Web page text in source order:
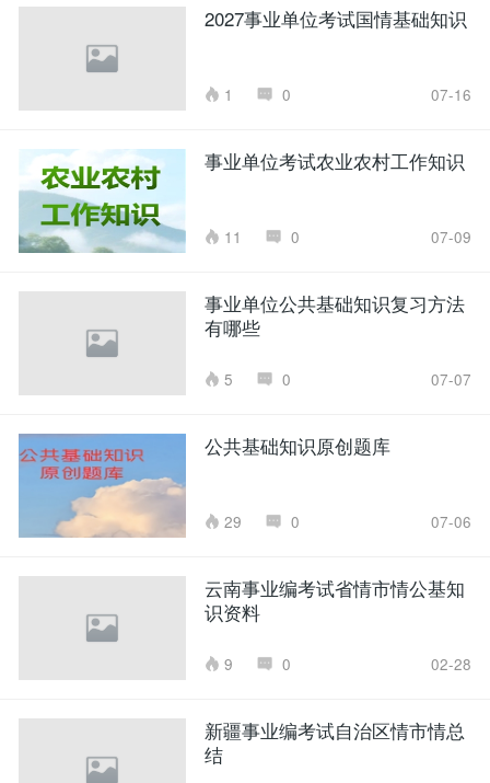
2027事业单位考试国情基础知识
07-16
1 0
事业单位考试农业农村工作知识
07-09
11 0
事业单位公共基础知识复习方法
有哪些
07-07
5 0
公共基础知识原创题库
07-06
29 0
云南事业编考试省情市情公基知
识资料
02-28
9 0
新疆事业编考试自治区情市情总
结